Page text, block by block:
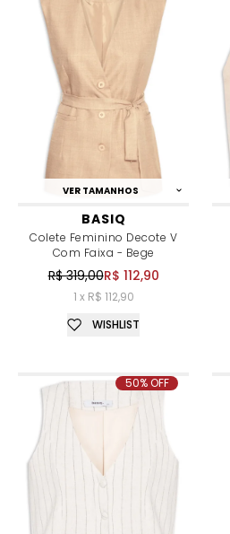
VER TAMANHOS
BASIQ
Colete Feminino Decote V
Com Faixa - Bege
R$ 319,00R$ 112,90
1 x R$ 112,90
WISHLIST
50% OFF